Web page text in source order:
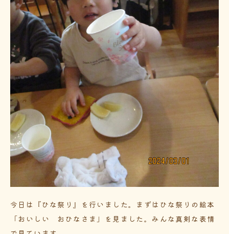
今日は『ひな祭り』を行いました。まずはひな祭りの絵本
「おいしい おひなさま」を見ました。みんな真剣な表情